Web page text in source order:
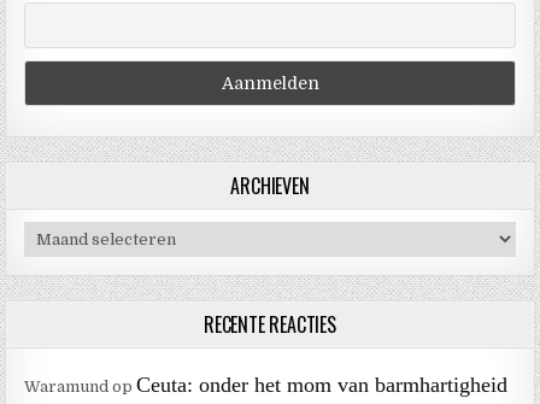
ARCHIEVEN
Archieven
RECENTE REACTIES
Waramund opCeuta: onder het mom van barmhartigheid